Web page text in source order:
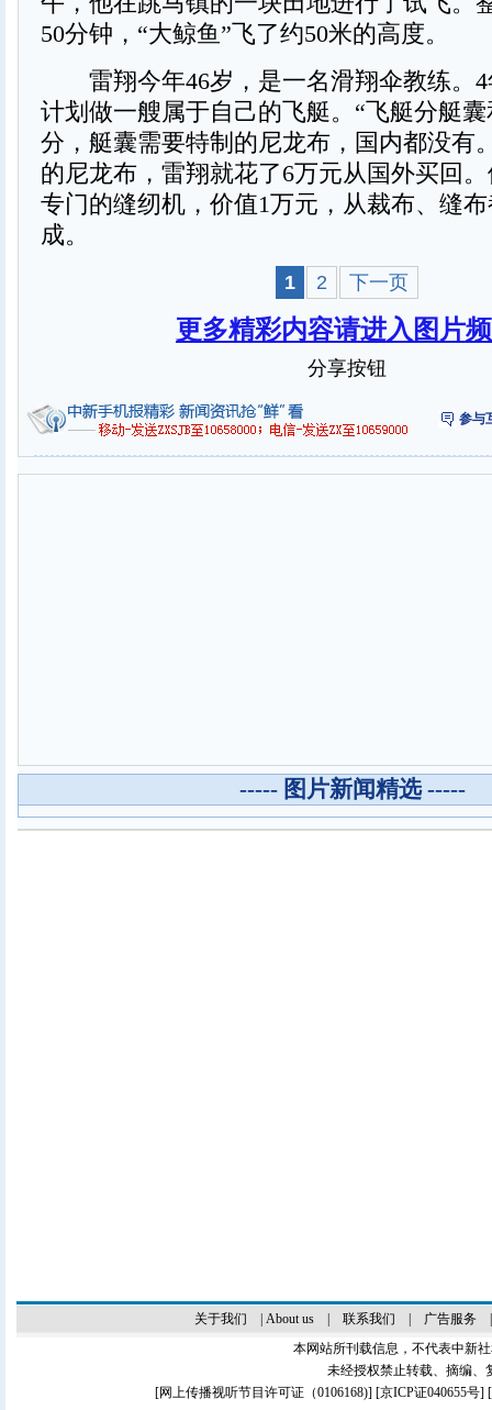
50分钟，“大鲸鱼”飞了约50米的高度。
雷翔今年46岁，是一名滑翔伞教练。4
计划做一艘属于自己的飞艇。“飞艇分艇
分，艇囊需要特制的尼龙布，国内都没有
的尼龙布，雷翔就花了6万元从国外买回
专门的缝纫机，价值1万元，从裁布、缝
成。
1 2 下一页
更多精彩内容请进入图片
分享按钮
参与
----- 图片新闻精选 -----
关于我们 About us| 联系我们 广告服务
本网站所刊载信息，不代表中新
未经授权禁止转载、摘编、
[网上传播视听节目许可证（0106168)] [京ICP证040655号]